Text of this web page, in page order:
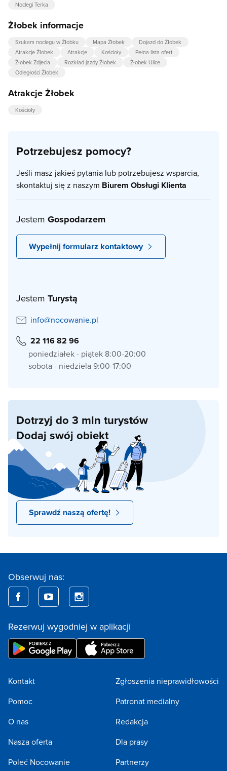
Noclegi Terka
Żłobek informacje
Szukam noclegu w Żłobku Mapa Żłobek
Dojazd do Żłobek
Atrakcje Żłobek
Atrakcje Kościoły
Pełna lista ofert
Żłobek Zdjecia
Rozkład jazdy Żłobek
Żłobek Ulice
Odległości Żłobek
Atrakcje Żłobek
Kościoły
Potrzebujesz pomocy?
Jeśli masz jakieś pytania lub potrzebujesz wsparcia,
skontaktuj się z naszym Biurem Obsługi Klienta
Jestem Gospodarzem
Wypełnij formularz kontaktowy
Jestem Turystą
info@nocowanie.pl
22 116 82 96
poniedziałek - piątek 8:00-20:00
sobota - niedziela 9:00-17:00
Dotrzyj do 3 mln turystów
Dodaj swój obiekt
Sprawdź naszą ofertę!
Obserwuj nas:
Rezerwuj wygodniej w aplikacji
Kontakt
Pomoc
O nas
Nasza oferta
Poleć Nocowanie
Zgłoszenia nieprawidłowości
Patronat medialny
Redakcja
Dla prasy
Partnerzy